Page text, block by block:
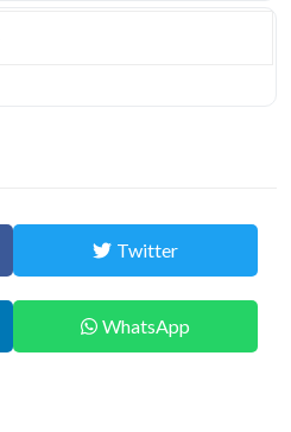
Twitter
WhatsApp